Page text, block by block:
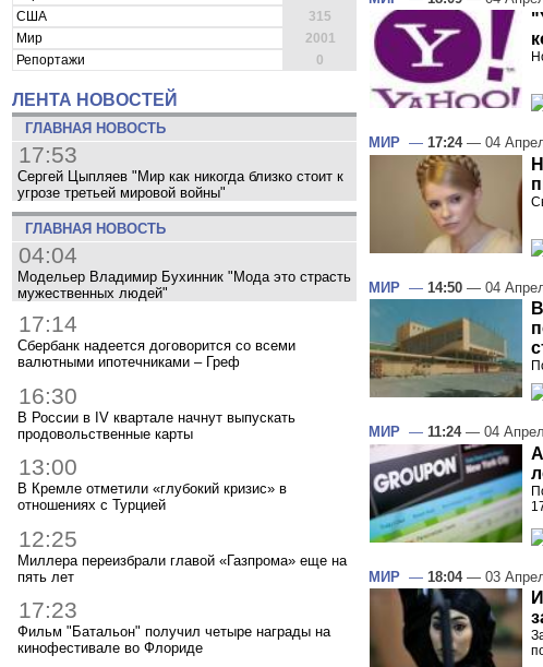
США
315
Мир
2001
Репортажи
0
ЛЕНТА НОВОСТЕЙ
ГЛАВНАЯ НОВОСТЬ
17:53
Сергей Цыпляев "Мир как никогда близко стоит к
угрозе третьей мировой войны"
ГЛАВНАЯ НОВОСТЬ
04:04
Модельер Владимир Бухинник "Мода это страсть
мужественных людей"
17:14
Сбербанк надеется договорится со всеми
валютными ипотечниками – Греф
16:30
В России в IV квартале начнут выпускать
продовольственные карты
13:00
В Кремле отметили «глубокий кризис» в
отношениях с Турцией
12:25
Миллера переизбрали главой «Газпрома» еще на
пять лет
17:23
Фильм "Батальон" получил четыре награды на
кинофестивале во Флориде
МИР — 17:24— 04
МИР — 14:50 — 04
МИР — 11:24— 04
МИР — 18:04— 03